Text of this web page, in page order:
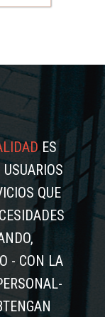
ES
QUE
- CON LA